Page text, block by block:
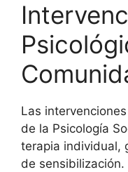
Las
de la Psicología
terapia individual,
de